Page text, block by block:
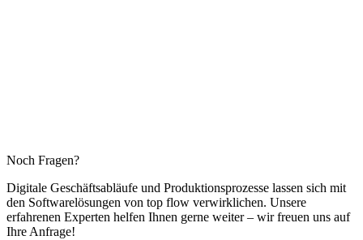
Noch Fragen?
Digitale Geschäftsabläufe und Produktionsprozesse lassen sich mit
den Softwarelösungen von top flow verwirklichen. Unsere
erfahrenen Experten helfen Ihnen gerne weiter – wir freuen uns auf
Ihre Anfrage!